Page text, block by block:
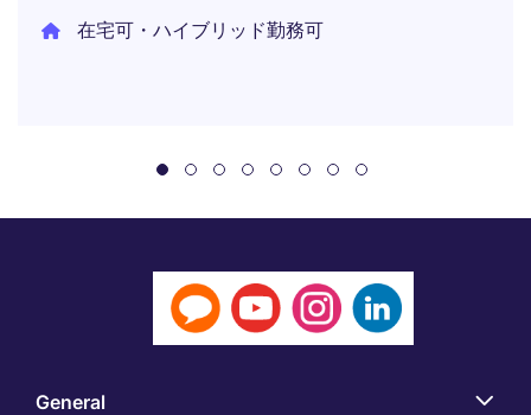
在宅可・ハイブリッド勤務可
General